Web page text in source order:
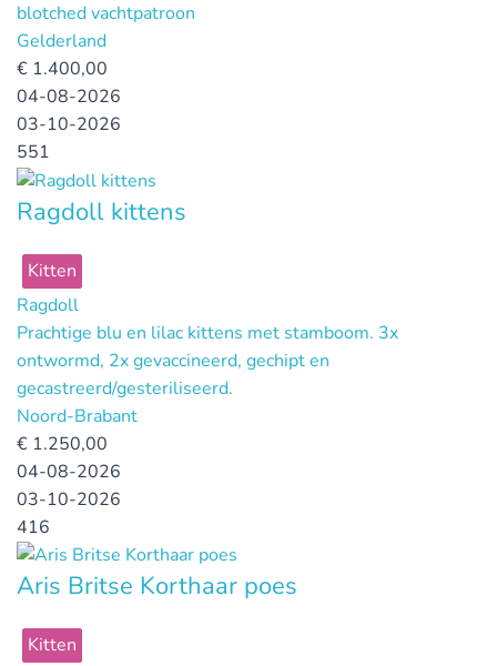
blotched vachtpatroon
Gelderland
€ 1.400,00
04-08-2026
03-10-2026
551
Ragdoll kittens
Kitten
Ragdoll
Prachtige blu en lilac kittens met stamboom. 3x
ontwormd, 2x gevaccineerd, gechipt en
gecastreerd/gesteriliseerd.
Noord-Brabant
€ 1.250,00
04-08-2026
03-10-2026
416
Aris Britse Korthaar poes
Kitten